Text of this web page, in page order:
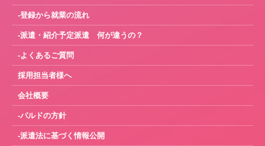
-登録から就業の流れ
-派遣・紹介予定派遣 何が違うの？
-よくあるご質問
採用担当者様へ
会社概要
-パルドの方針
-派遣法に基づく情報公開